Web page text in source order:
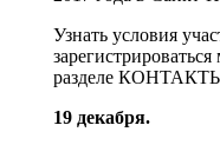
Узнать условия
разделе КОНТАКТЫ,
19 декабря.